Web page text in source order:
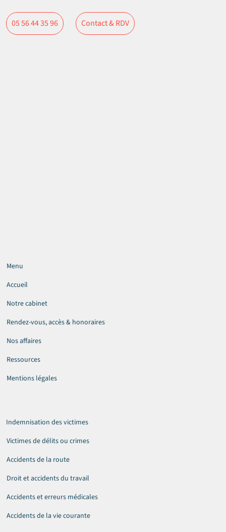
Menu
Accueil
Notre cabinet
Rendez-vous, accès & honoraires
Nos affaires
Ressources
Mentions légales
Indemnisation des victimes
Victimes de délits ou crimes
Accidents de la route
Droit et accidents du travail
Accidents et erreurs médicales
Accidents de la vie courante
Contact & RDV